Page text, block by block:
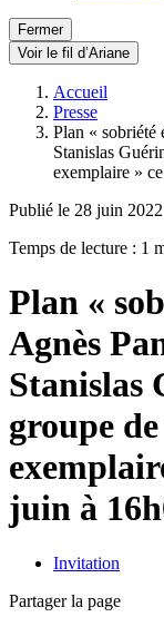
Fermer
Voir le fil d’Ariane
Accueil
Presse
Plan « sobriété
Stanislas
exemplaire »
Publié le 28 juin 2022
Temps de lecture : 1
Plan «
Agnès
Stanislas
groupe
juin à
Invitation
Partager la page